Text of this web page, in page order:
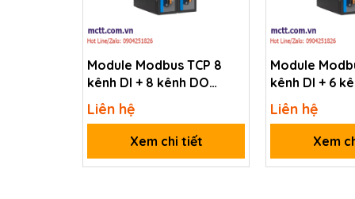
Data sheet
Ordering information
I-87068 CR 4-ch Form A Power Relay and
Module Modbus TCP 8
kênh DI + 8 kênh DO
3onedata RIO1000-2T-
8IO(DI)-8IO(DO)-TB-
P(12-48VDC)
Liên hệ
Xem chi tiết
Module
kênh DI + 6
3onedata
6IO(DI)-
48VDC)
Liên hệ
Xem